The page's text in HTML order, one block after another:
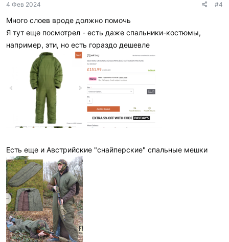
4 Фев 2024 #4
Много слоев вроде должно помочь
Я тут еще посмотрел - есть даже спальники-костюмы,
например, эти, но есть гораздо дешевле
Есть еще и Австрийские "снайперские" спальные мешки